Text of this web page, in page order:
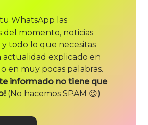
WhatsApp las
del momento, noticias
todo lo que necesitas
actualidad explicado en
en muy pocas palabras.
informado no tiene que
(No hacemos SPAM 😉)